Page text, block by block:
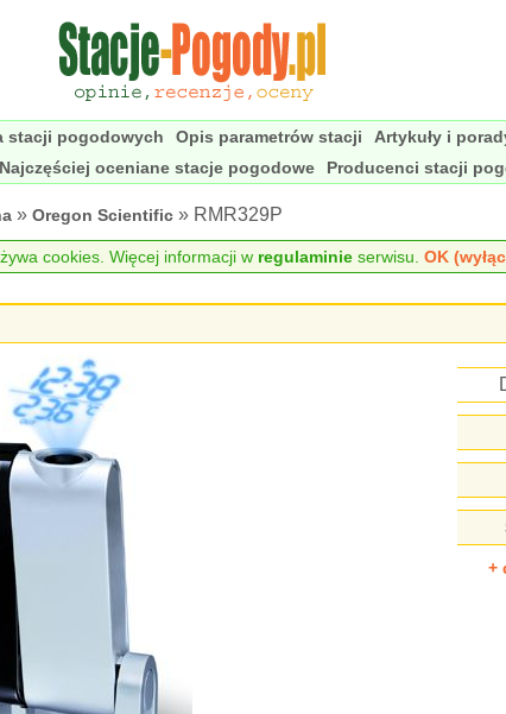
stacji pogodowych Opis parametrów stacji Artykuły i
Najczęściej oceniane stacje pogodowe Producenci stacji
» Oregon Scientific » RMR329P
cookies. Więcej informacji w regulaminieserwisu. OK
+